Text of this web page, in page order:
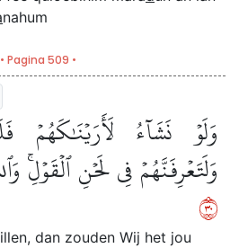
nahum
• Pagina 509 •
وَلَوۡ نَشَآءُ لَأَرَيۡنَٰكَهُمۡ
وَلَتَعۡرِفَنَّهُمۡ فِي لَحۡنِ ٱلۡقَوۡلِۚ
٠٣
dan zouden Wij het jou